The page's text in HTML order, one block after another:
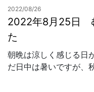
2022/08/26
2022年8月25日
た
朝晩は涼しく感じる日
だ日中は暑いですが、